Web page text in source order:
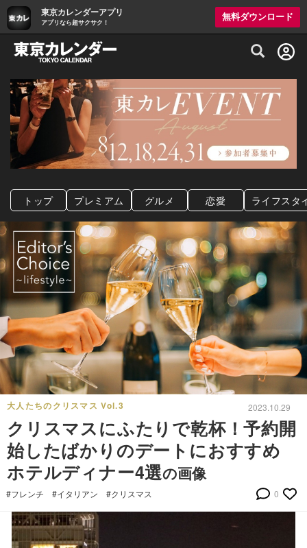
東京カレンダーアプリ
アプリなら超サクサク！
無料ダウンロード
グルメ情報・プレミアムレストラン予約
トップ プレミアム グルメ 恋愛 ライフスタ
大人たちのクリスマス Vol.3 2023.10.29
クリスマスにふたりで乾杯！予約開
始したばかりのデートにおすすめ
ホテルディナー4選の画像
#フレンチ #イタリアン #クリスマス 0